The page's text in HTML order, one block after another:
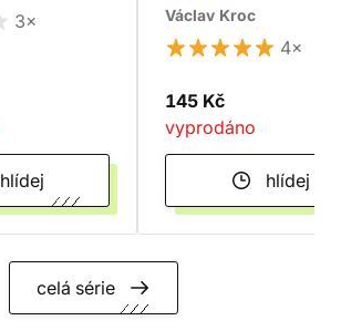
3×
hlídej
Václav Kroc
4×
145 Kč
vyprodáno
hlídej
celá série